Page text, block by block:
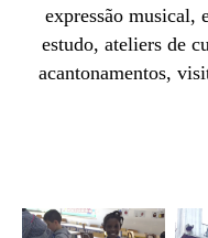
expressão musical,
estudo, ateliers de
acantonamentos,